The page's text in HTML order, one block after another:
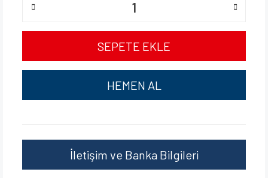
SEPETE EKLE
HEMEN AL
İletişim ve Banka Bilgileri